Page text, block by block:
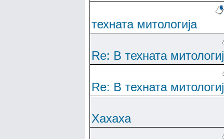
техната митологија
Re: В техната
Re: В техната
Хахаха